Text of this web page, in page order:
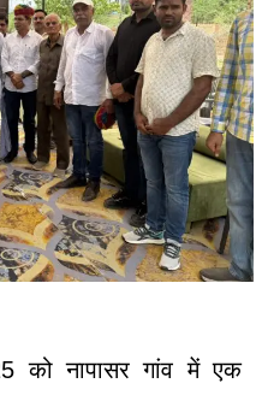
को नापासर गांव में एक